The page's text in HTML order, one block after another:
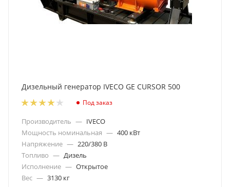
Дизельный генератор IVECO GE CURSOR 500
Под заказ
Производитель — IVECO
Мощность номинальная — 400 кВт
Напряжение — 220/380 В
Топливо — Дизель
Исполнение — Открытое
Вес — 3130 кг